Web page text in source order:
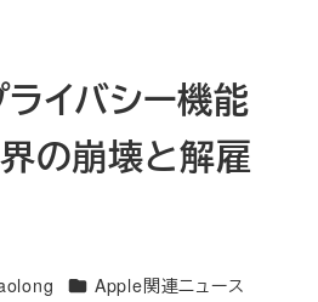
イバシー機能
の崩壊と解雇
カテゴリー
Apple関連ニュース